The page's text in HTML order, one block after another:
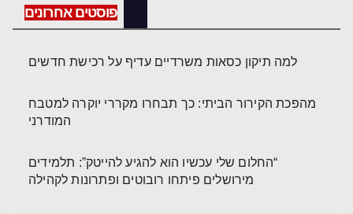
פוסטים אחרונים
למה תיקון כסאות משרדיים עדיף על רכישת חדשים
מהפכת הקירור הביתי: כך תבחרו מקררי יוקרה למטבח
המודרני
“החלום שלי עכשיו הוא להגיע להייטק”: תלמידים
מירושלים פיתחו רובוטים ופתרונות לקהילה